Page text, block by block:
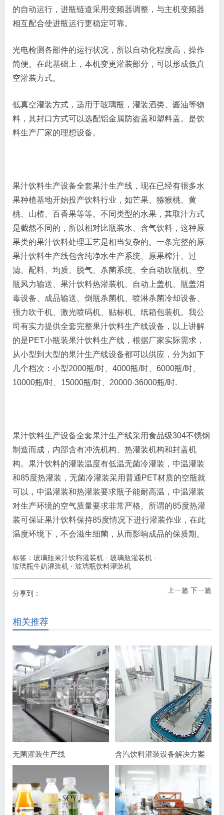
的自动运行，进瓶链道采用变频器调整，与主机变频器
相互配合使进瓶运行更稳定可靠。
光电检测各部件的运行状况，所以自动化程度高，操作
简便。在此基础上，本机变更灌装部分，可以形成低真
空灌装方式。
低真空灌装方式，适用于玻璃瓶，灌装酒类、酱油等物
料，其封口方式可以选配铝金属防盗盖和塑料盖。是饮
料生产厂家的理想设备。
果汁饮料生产设备全套果汁生产线，现在已经有很多水
果种植基地开始投产饮料行业，如芒果、猕猴桃、黄
桃、山楂、百香果等等。不同类型的水果，其取汁方式
是截然不同的，所以相对比瓶装水、含气饮料，这种原
果类的果汁饮料处理工艺是相当复杂的。一条完整的原
果汁饮料生产线包含纯净水生产系统、原果榨汁、过
滤、配料、均质、脱气、杀菌系统、全自动吹瓶机、空
瓶风力输送、果汁饮料热灌装机、自动上盖机、瓶盖消
毒设备、成品输送、倒瓶杀菌机、喷淋杀菌冷却设备、
强力吹干机、激光喷码机、贴标机、纸箱包装机。我公
司有实力提供全套完整果汁饮料生产线设备，以上讲解
的是PET小瓶装果汁饮料生产线，根据厂家实际需求，
从小型到大型的果汁生产线设备都可以供应，分为如下
几个档次：小型2000瓶/时、4000瓶/时、6000瓶/时、
10000瓶/时、15000瓶/时、20000-36000瓶/时.
果汁饮料生产设备全套果汁生产线采用食品级304不锈钢
制造而成，内部含有冲洗机构、热灌装机构和封盖机
构。果汁饮料的灌装温度有低温无菌冷灌装，中温灌装
和85度热灌装，无菌冷灌装采用普通PET材质的空瓶就
可以，中温灌装和热灌装要求瓶子能耐高温，中温灌装
对生产环境的空气质量要求非常严格。所谓的85度热灌
装可保证果汁饮料保持85度情况下进行灌装作业，在此
温度环境下，不会滋生细菌，从而影响成品的保质期。
标签： 玻璃瓶果汁饮料灌装机 · 玻璃瓶灌装机 ·
玻璃瓶牛奶灌装机 · 玻璃瓶饮料灌装机
上一篇 下一篇
分享到：
相关推荐
无菌灌装生产线 含汽饮料灌装设备解决方案